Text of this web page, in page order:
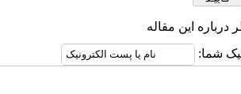
درباره این مقاله
شما: